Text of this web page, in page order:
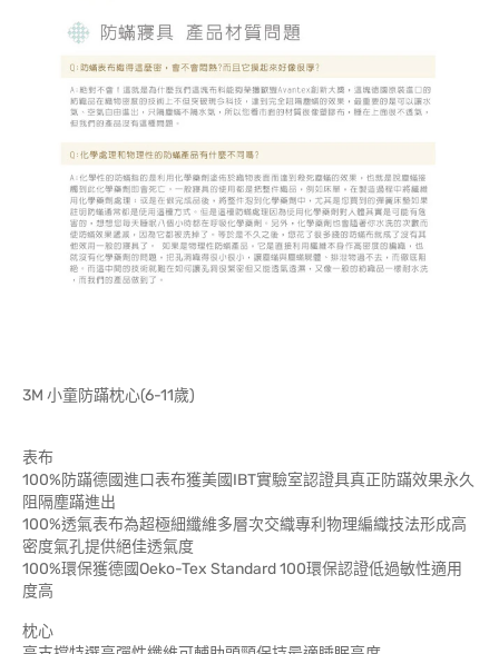
3M 小童防蹣枕心(6-11歲)
表布
100%防蹣德國進口表布獲美國IBT實驗室認證具真正防蹣效果永久
阻隔塵蹣進出
100%透氣表布為超極細纖維多層次交織專利物理編織技法形成高
密度氣孔提供絕佳透氣度
100%環保獲德國Oeko-Tex Standard 100環保認證低過敏性適用
度高
枕心